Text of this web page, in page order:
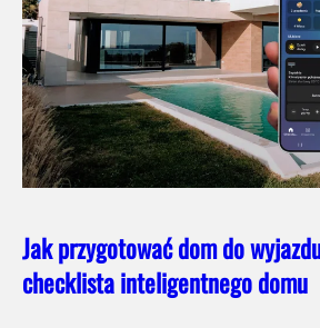
Jak przygotować dom do
checklista inteligentnego domu